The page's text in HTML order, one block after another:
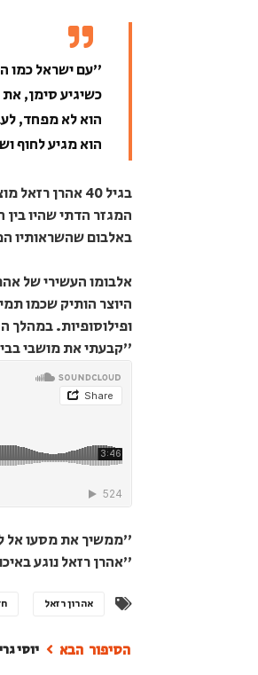
"עם ישראל כמו
כשיגיע סימן, את
הוא לא מפחד,
הוא מגיע לחוף
בגיל 40 אהרן
המגזר הדתי שהיו
באלבום שהשראותיו
אלבומו העשירי של
היוצר הותיק שכמו
ופילוסופיות. במהלך
"קבעתי את מושבי
"ממשיך את מסעו אל
"אהרן רזאל נוגע
אהרון רזאל
יוסי